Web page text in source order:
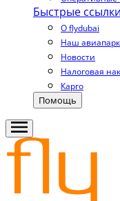
Быстрые ссылки
О flydubai
Наш авиапарк
Новости
Налоговая
Карго
Помощь